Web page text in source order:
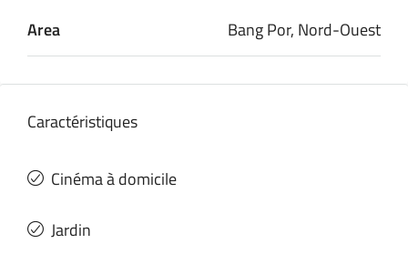
Area Bang Por, Nord-Ouest
Caractéristiques
Cinéma à domicile
Jardin